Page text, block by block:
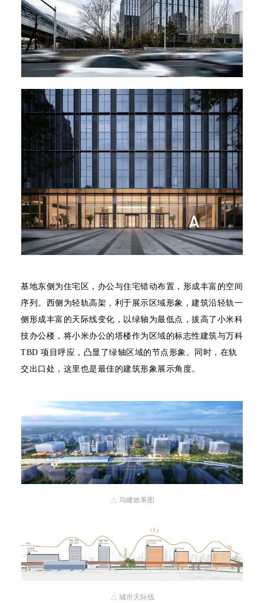
基地东侧为住宅区，办公与住宅错动布置，形成丰富的空间
序列。西侧为轻轨高架，利于展示区域形象，建筑沿轻轨一
侧形成丰富的天际线变化，以绿轴为最低点，拔高了小米科
技办公楼，将小米办公的塔楼作为区域的标志性建筑与万科
TBD 项目呼应，凸显了绿轴区域的节点形象。同时，在轨
交出口处，这里也是最佳的建筑形象展示角度。
△ 鸟瞰效果图
△ 城市天际线